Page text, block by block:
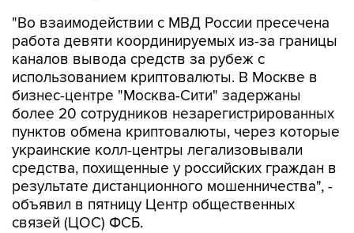
"Во взаимодействии с МВД России пресечена
работа девяти координируемых из-за границы
каналов вывода средств за рубеж с
использованием криптовалюты. В Москве в
бизнес-центре "Москва-Сити" задержаны
более 20 сотрудников незарегистрированных
пунктов обмена криптовалюты, через которые
украинские колл-центры легализовывали
средства, похищенные у российских граждан в
результате дистанционного мошенничества", -
объявил в пятницу Центр общественных
связей (ЦОС) ФСБ.